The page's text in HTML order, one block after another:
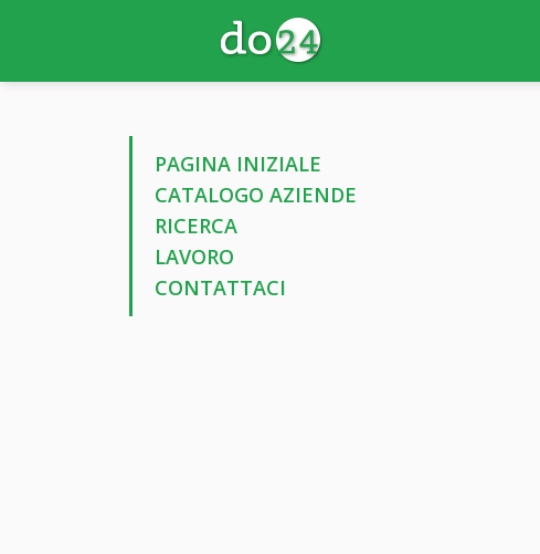
PAGINA INIZIALE
CATALOGO AZIENDE
RICERCA
LAVORO
CONTATTACI